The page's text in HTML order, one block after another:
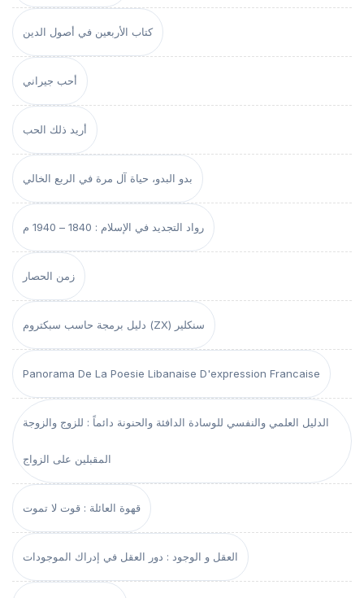
كتاب الأربعين في أصول الدين
أحب جيراني
أريد ذلك الحب
بدو البدو، حياة آل مرة في الربع الخالي
رواد التجديد في الإسلام : 1840 – 1940 م
زمن الحصار
دليل برمجة حاسب سبكتروم (ZX) سنكلير
Panorama De La Poesie Libanaise D'expression Francaise
الدليل العلمي والنفسي للوسادة الدافئة والحنونة دائماً : للزوج والزوجة
المقبلين على الزواج
قهوة العائلة : قوت لا تموت
العقل و الوجود : دور العقل في إدراك الموجودات